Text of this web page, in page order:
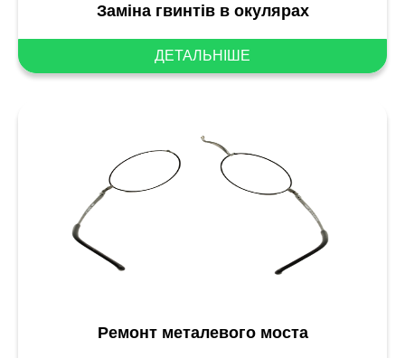
Заміна гвинтів в окулярах
ДЕТАЛЬНІШЕ
Ремонт металевого моста